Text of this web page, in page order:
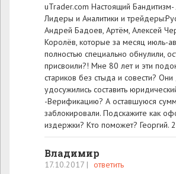
uTrader.com Настоящий
Лидеры и Аналитики и
Андрей Бадоев, Артём, Алексей
Королёв, которые за месяц июль-
полностью специально обнулили,
присвоили?! Мне 80 лет и эти
стариков без стыда и совести?
удосужились составить
-Верификацию? А оставшуюся
заблокировали. Подскажите как
издержки? Кто поможет? Георгий.
Владимир
17.10.2017 | ответить